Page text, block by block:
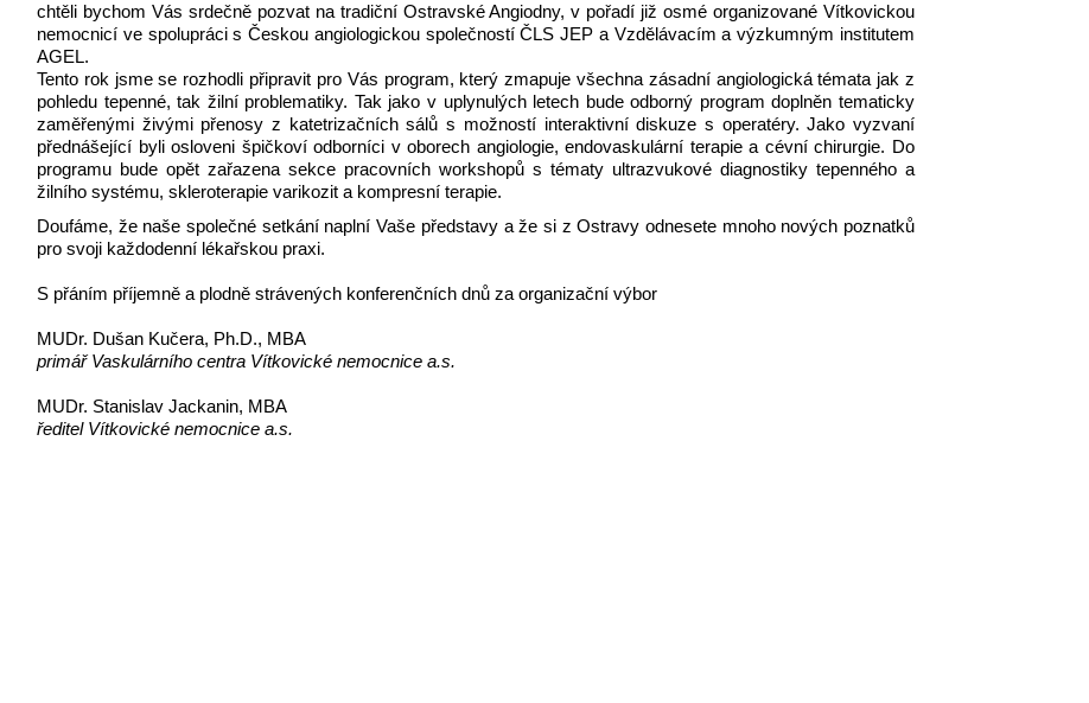
chtěli bychom Vás srdečně pozvat na tradiční Ostravské Angiodny, v pořadí již osmé organizované Vítkovickou
nemocnicí ve spolupráci s Českou angiologickou společností ČLS JEP a Vzdělávacím a výzkumným institutem
AGEL.
Tento rok jsme se rozhodli připravit pro Vás program, který zmapuje všechna zásadní angiologická témata jak z
pohledu tepenné, tak žilní problematiky. Tak jako v uplynulých letech bude odborný program doplněn tematicky
zaměřenými živými přenosy z katetrizačních sálů s možností interaktivní diskuze s operatéry. Jako vyzvaní
přednášející byli osloveni špičkoví odborníci v oborech angiologie, endovaskulární terapie a cévní chirurgie. Do
programu bude opět zařazena sekce pracovních workshopů s tématy ultrazvukové diagnostiky tepenného a
žilního systému, skleroterapie varikozit a kompresní terapie.
Doufáme, že naše společné setkání naplní Vaše představy a že si z Ostravy odnesete mnoho nových poznatků
pro svoji každodenní lékařskou praxi.
S přáním příjemně a plodně strávených konferenčních dnů za organizační výbor
MUDr. Dušan Kučera, Ph.D., MBA
primář Vaskulárního centra Vítkovické nemocnice a.s.
MUDr. Stanislav Jackanin, MBA
ředitel Vítkovické nemocnice a.s.